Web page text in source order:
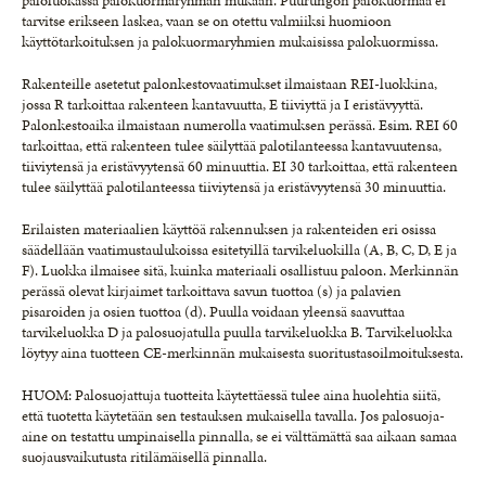
tarvitse erikseen laskea, vaan se on otettu valmiiksi huomioon
käyttötarkoituksen ja palokuormaryhmien mukaisissa palokuormissa.
Rakenteille asetetut palonkestovaatimukset ilmaistaan REI-luokkina,
jossa R tarkoittaa rakenteen kantavuutta, E tiiviyttä ja I eristävyyttä.
Palonkestoaika ilmaistaan numerolla vaatimuksen perässä. Esim. REI 60
tarkoittaa, että rakenteen tulee säilyttää palotilanteessa kantavuutensa,
tiiviytensä ja eristävyytensä 60 minuuttia. EI 30 tarkoittaa, että rakenteen
tulee säilyttää palotilanteessa tiiviytensä ja eristävyytensä 30 minuuttia.
Erilaisten materiaalien käyttöä rakennuksen ja rakenteiden eri osissa
säädellään vaatimustaulukoissa esitetyillä tarvikeluokilla (A, B, C, D, E ja
F). Luokka ilmaisee sitä, kuinka materiaali osallistuu paloon. Merkinnän
perässä olevat kirjaimet tarkoittava savun tuottoa (s) ja palavien
pisaroiden ja osien tuottoa (d). Puulla voidaan yleensä saavuttaa
tarvikeluokka D ja palosuojatulla puulla tarvikeluokka B. Tarvikeluokka
löytyy aina tuotteen CE-merkinnän mukaisesta suoritustasoilmoituksesta.
HUOM: Palosuojattuja tuotteita käytettäessä tulee aina huolehtia siitä,
että tuotetta käytetään sen testauksen mukaisella tavalla. Jos palosuoja-
aine on testattu umpinaisella pinnalla, se ei välttämättä saa aikaan samaa
suojausvaikutusta ritilämäisellä pinnalla.